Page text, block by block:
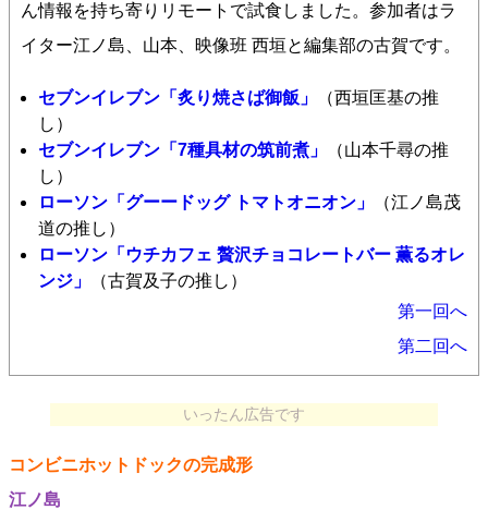
ん情報を持ち寄りリモートで試食しました。参加者はラ
イター江ノ島、山本、映像班 西垣と編集部の古賀です。
セブンイレブン「炙り焼さば御飯 」
（西垣匡基の推
し）
セブンイレブン「7種具材の筑前煮」
（山本千尋の推
し）
ローソン「グーードッグ トマトオニオン」
（江ノ島茂
道の推し）
ローソン「ウチカフェ 贅沢チョコレートバー 薫るオレ
ンジ」
（古賀及子の推し）
第一回へ
第二回へ
いったん広告です
コンビニホットドックの完成形
江ノ島